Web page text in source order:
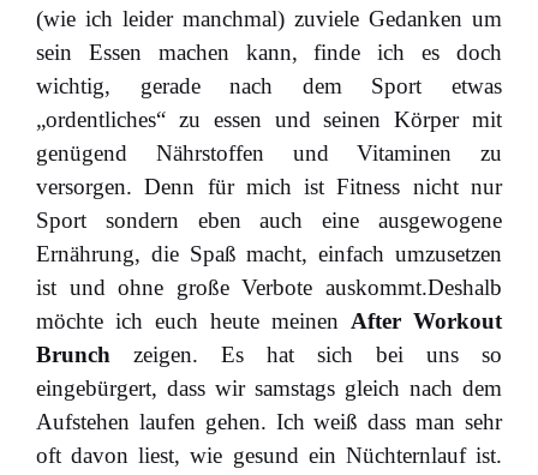
(wie ich leider manchmal) zuviele Gedanken um
sein Essen machen kann, finde ich es doch
wichtig, gerade nach dem Sport etwas
„ordentliches“ zu essen und seinen Körper mit
genügend Nährstoffen und Vitaminen zu
versorgen. Denn für mich ist Fitness nicht nur
Sport sondern eben auch eine ausgewogene
Ernährung, die Spaß macht, einfach umzusetzen
ist und ohne große Verbote auskommt.Deshalb
möchte ich euch heute meinen After Workout
Brunch zeigen. Es hat sich bei uns so
eingebürgert, dass wir samstags gleich nach dem
Aufstehen laufen gehen. Ich weiß dass man sehr
oft davon liest, wie gesund ein Nüchternlauf ist.